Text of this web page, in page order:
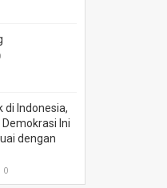
di Indonesia,
Ini
dengan
0